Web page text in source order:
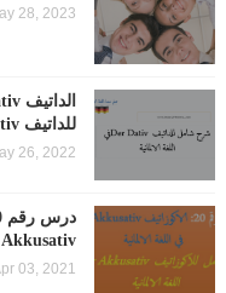
28, 2023
للداتيف Der Dativ في اللغة الالمانية
26, 2022
Akkusativ في اللغة الالمانية مع تمارين تفاعلية
03, 2021